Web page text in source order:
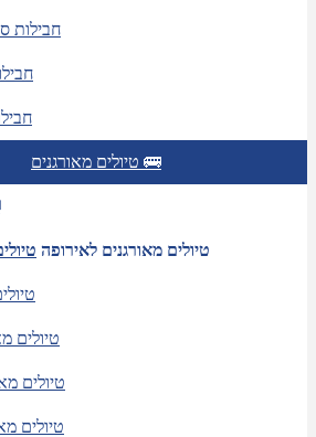
חבילות
טיולים מאורגנים 🚌
טיולים מאורגנים לאירופה
טיולים
טיולים
טיולים